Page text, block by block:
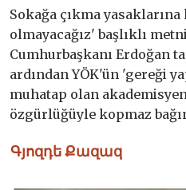
Sokağa çıkma
olmayacağız' başlıklı
Cumhurbaşkanı Erdoğan
ardından YÖK'ün 'gereği
muhatap olan
özgürlüğüyle kopmaz
Գյոզդե Քազազ